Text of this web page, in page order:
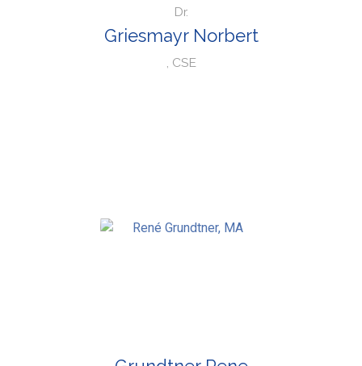
Dr.
Griesmayr Norbert
, CSE